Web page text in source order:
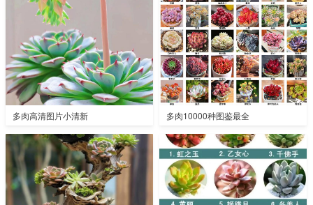
多肉高清图片小清新 多肉10000种图鉴最全